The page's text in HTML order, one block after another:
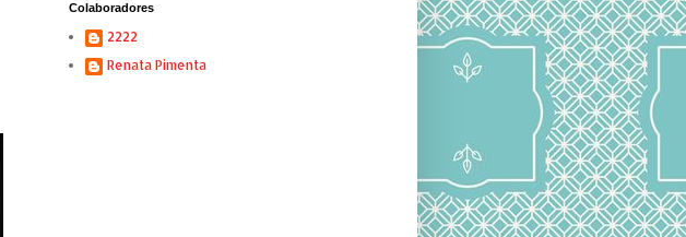
Colaboradores
2222
Renata Pimenta